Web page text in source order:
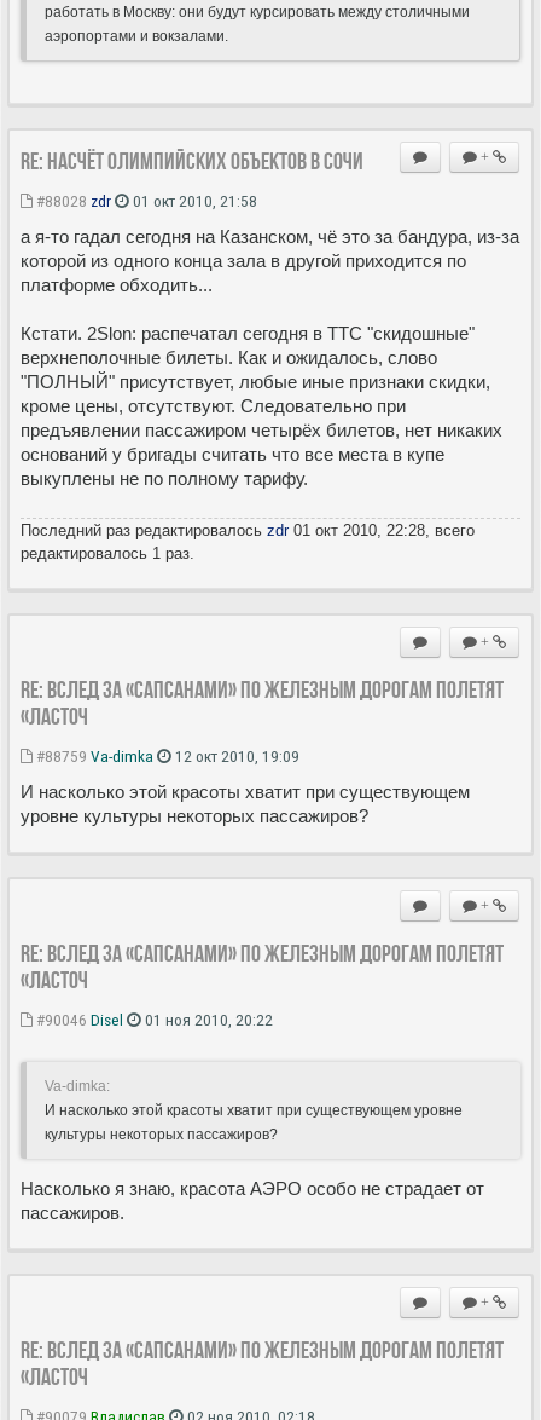
работать в Москву: они будут курсировать между столичными
аэропортами и вокзалами.
+
Re: насчёт олимпийских объектов в сочи
#88028 zdr 01 окт 2010, 21:58
а я-то гадал сегодня на Казанском, чё это за бандура, из-за
которой из одного конца зала в другой приходится по
платформе обходить...
Кстати. 2Slon: распечатал сегодня в ТТС "скидошные"
верхнеполочные билеты. Как и ожидалось, слово
"ПОЛНЫЙ" присутствует, любые иные признаки скидки,
кроме цены, отсутствуют. Следовательно при
предъявлении пассажиром четырёх билетов, нет никаких
оснований у бригады считать что все места в купе
выкуплены не по полному тарифу.
Последний раз редактировалось zdr01 окт 2010, 22:28, всего
редактировалось 1 раз.
+
Re: Вслед за «Сапсанами» по железным дорогам полетят
«Ласточ
#88759 Va-dimka 12 окт 2010, 19:09
И насколько этой красоты хватит при существующем
уровне культуры некоторых пассажиров?
+
Re: Вслед за «Сапсанами» по железным дорогам полетят
«Ласточ
#90046 Disel 01 ноя 2010, 20:22
Va-dimka:
И насколько этой красоты хватит при существующем уровне
культуры некоторых пассажиров?
Насколько я знаю, красота АЭРО особо не страдает от
пассажиров.
+
Re: Вслед за «Сапсанами» по железным дорогам полетят
«Ласточ